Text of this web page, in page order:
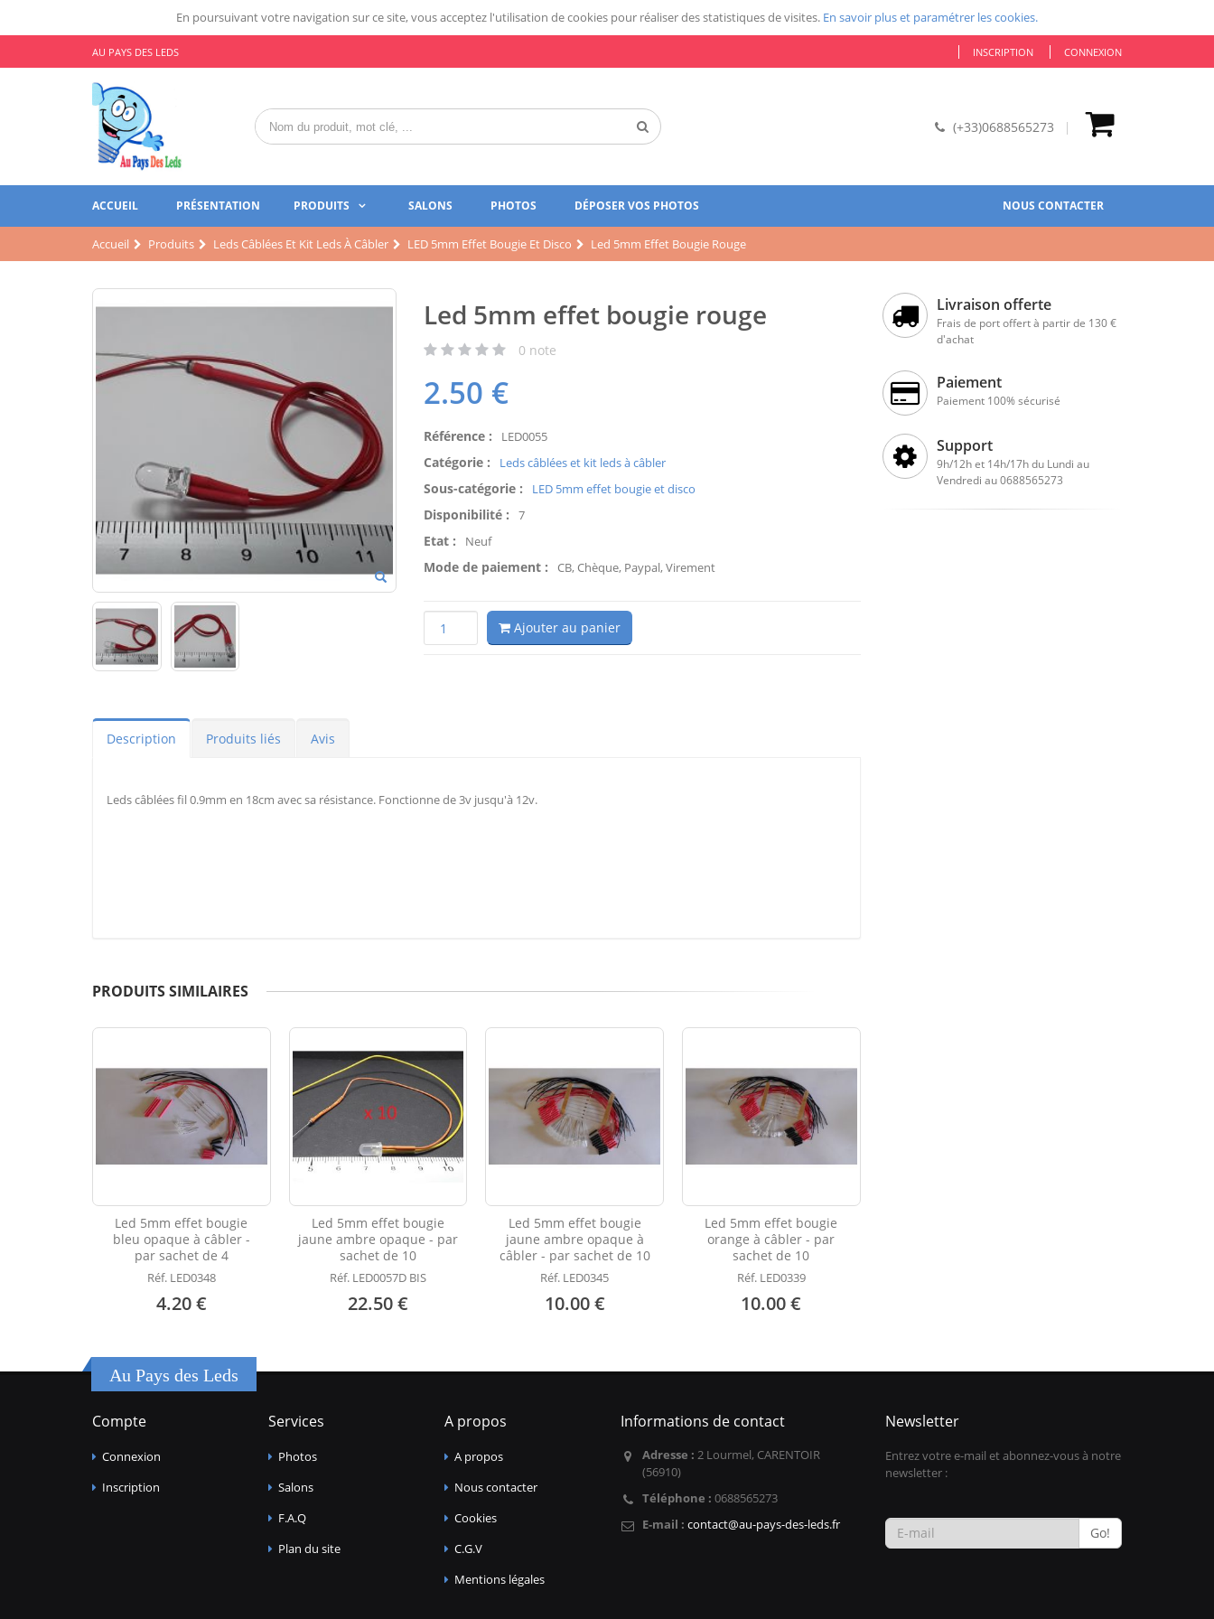
En poursuivant votre navigation sur ce site, vous acceptez l'utilisation de cookies pour réaliser des statistiques de visites. En savoir plus et paramétrer les cookies.
AU PAYS DES LEDS INSCRIPTION CONNEXION
(+33)0688565273
ACCUEIL PRÉSENTATION PRODUITS SALONS PHOTOS DÉPOSER VOS PHOTOS NOUS CONTACTER
Accueil Produits Leds Câblées Et Kit Leds À Câbler LED 5mm Effet Bougie Et Disco Led 5mm Effet Bougie Rouge
Led 5mm effet bougie rouge
0 note
2.50 €
Référence : LED0055
Catégorie : Leds câblées et kit leds à câbler
Sous-catégorie : LED 5mm effet bougie et disco
Disponibilité : 7
Etat : Neuf
Mode de paiement : CB, Chèque, Paypal, Virement
Ajouter au panier
Description Produits liés Avis
Leds câblées fil 0.9mm en 18cm avec sa résistance. Fonctionne de 3v jusqu'à 12v.
PRODUITS SIMILAIRES
Led 5mm effet bougie
bleu opaque à câbler -
par sachet de 4
Réf. LED0348
4.20 €
Led 5mm effet bougie
jaune ambre opaque - par
sachet de 10
Réf. LED0057D BIS
22.50 €
Led 5mm effet bougie
jaune ambre opaque à
câbler - par sachet de 10
Réf. LED0345
10.00 €
Led 5mm effet bougie
orange à câbler - par
sachet de 10
Réf. LED0339
10.00 €
Livraison offerte
Frais de port offert à partir de 130 €
d'achat
Paiement
Paiement 100% sécurisé
Support
9h/12h et 14h/17h du Lundi au
Vendredi au 0688565273
Au Pays des Leds
Compte
Connexion
Inscription
Services
Photos
Salons
F.A.Q
Plan du site
A propos
A propos
Nous contacter
Cookies
C.G.V
Mentions légales
Informations de contact
Adresse : 2 Lourmel, CARENTOIR
(56910)
Téléphone : 0688565273
E-mail : contact@au-pays-des-leds.fr
Newsletter
Entrez votre e-mail et abonnez-vous à notre
newsletter :
Go!